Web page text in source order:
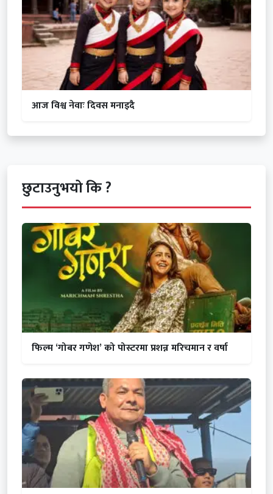
आज विश्व नेवाः दिवस मनाइदै
छुटाउनुभयो कि ?
फिल्म ‘गोबर गणेश’ को पोस्टरमा प्रशन्न मरिचमान र वर्षा